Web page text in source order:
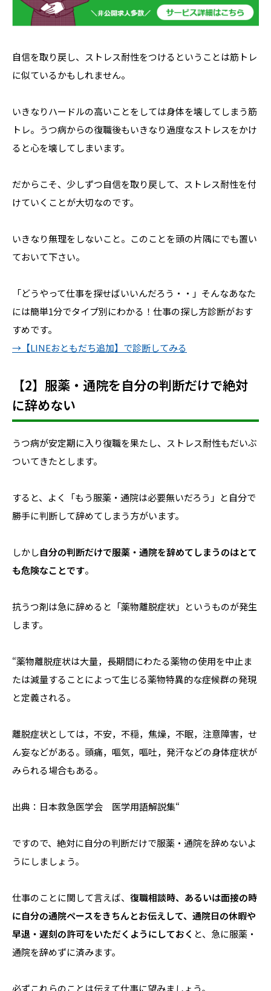
自信を取り戻し、ストレス耐性をつけるということは筋トレ
に似ているかもしれません。
いきなりハードルの高いことをしては身体を壊してしまう筋
トレ。うつ病からの復職後もいきなり過度なストレスをかけ
ると心を壊してしまいます。
だからこそ、少しずつ自信を取り戻して、ストレス耐性を付
けていくことが大切なのです。
いきなり無理をしないこと。このことを頭の片隅にでも置い
ておいて下さい。
「どうやって仕事を探せばいいんだろう・・」そんなあなた
には簡単1分でタイプ別にわかる！仕事の探し方診断がおす
すめです。
→【LINEおともだち追加】で診断してみる
【2】服薬・通院を自分の判断だけで絶対
に辞めない
うつ病が安定期に入り復職を果たし、ストレス耐性もだいぶ
ついてきたとします。
すると、よく「もう服薬・通院は必要無いだろう」と自分で
勝手に判断して辞めてしまう方がいます。
しかし自分の判断だけで服薬・通院を辞めてしまうのはとて
も危険なことです。
抗うつ剤は急に辞めると「薬物離脱症状」というものが発生
します。
“薬物離脱症状は大量，長期間にわたる薬物の使用を中止ま
たは減量することによって生じる薬物特異的な症候群の発現
と定義される。
離脱症状としては，不安，不穏，焦燥，不眠，注意障害，せ
ん妄などがある。頭痛，嘔気，嘔吐，発汗などの身体症状が
みられる場合もある。
出典：日本救急医学会 医学用語解説集“
ですので、絶対に自分の判断だけで服薬・通院を辞めないよ
うにしましょう。
仕事のことに関して言えば、 復職相談時、あるいは面接の時
に自分の通院ペースをきちんとお伝えして、通院日の休暇や
早退・遅刻の許可をいただくようにしておく と、急に服薬・
通院を辞めずに済みます。
必ずこれらのことは伝えて仕事に望みましょう。